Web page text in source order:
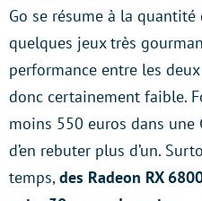
Go se résume à la quantité
quelques jeux très
performance entre les
donc certainement faible.
moins 550 euros dans une
d’en rebuter plus d’un.
temps,des Radeon RX